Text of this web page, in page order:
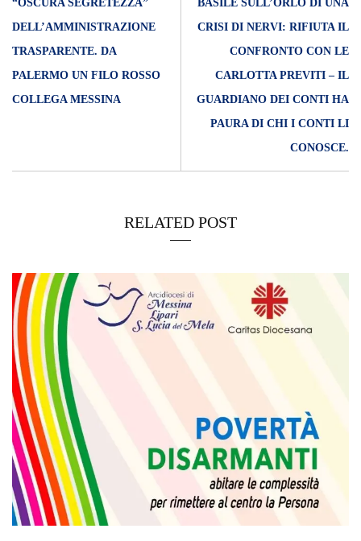
“OSCURA SEGRETEZZA”
DELL’AMMINISTRAZIONE
TRASPARENTE. DA
PALERMO UN FILO ROSSO
COLLEGA MESSINA
BASILE SULL’ORLO DI UNA
CRISI DI NERVI: RIFIUTA IL
CONFRONTO CON LE
CARLOTTA PREVITI – IL
GUARDIANO DEI CONTI HA
PAURA DI CHI I CONTI LI
CONOSCE.
RELATED POST